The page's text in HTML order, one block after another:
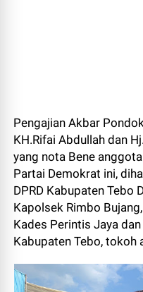
Pengajian Akbar
KH.Rifai Abdullah dan
yang nota Bene
Partai Demokrat ini,
DPRD Kabupaten Tebo
Kapolsek Rimbo
Kades Perintis Jaya
Kabupaten Tebo, tokoh